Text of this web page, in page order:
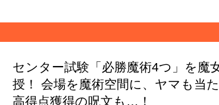
センター試験「必勝魔術4つ」を魔
授！ 会場を魔術空間に、ヤマも当た
高得点獲得の呪文も…！